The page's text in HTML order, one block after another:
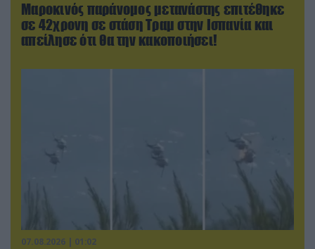
Μαροκινός παράνομος μετανάστης επιτέθηκε
σε 42χρονη σε στάση Τραμ στην Ισπανία και
απείλησε ότι θα την κακοποιήσει!
07.08.2026 | 01:02